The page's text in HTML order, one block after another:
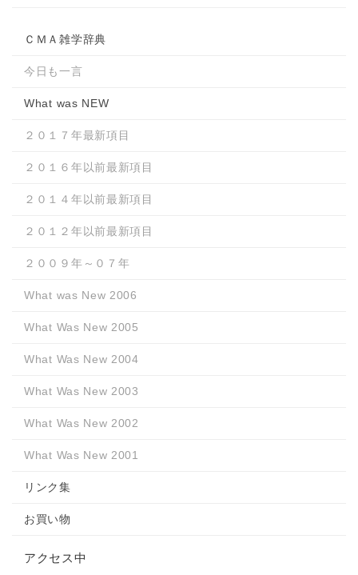
ＣＭＡ雑学辞典
今日も一言
What was NEW
２０１７年最新項目
２０１６年以前最新項目
２０１４年以前最新項目
２０１２年以前最新項目
２００９年～０７年
What was New 2006
What Was New 2005
What Was New 2004
What Was New 2003
What Was New 2002
What Was New 2001
リンク集
お買い物
アクセス中